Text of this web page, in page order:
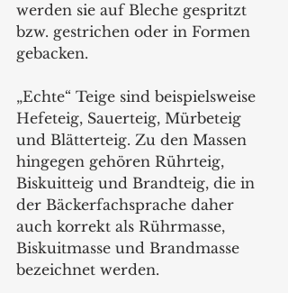
werden sie auf Bleche gespritzt
bzw. gestrichen oder in Formen
gebacken.
„Echte“ Teige sind beispielsweise
Hefeteig, Sauerteig, Mürbeteig
und Blätterteig. Zu den Massen
hingegen gehören Rührteig,
Biskuitteig und Brandteig, die in
der Bäckerfachsprache daher
auch korrekt als Rührmasse,
Biskuitmasse und Brandmasse
bezeichnet werden.